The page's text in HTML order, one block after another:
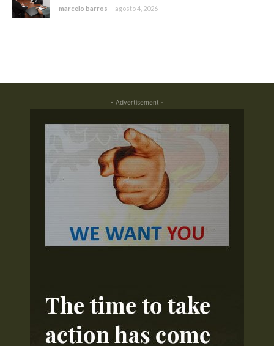
marcelo barros - agosto 4, 2026
- Advertisement -